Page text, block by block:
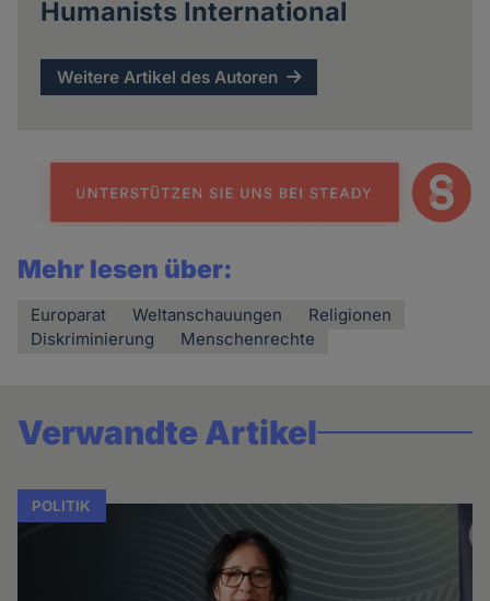
Humanists International
Weitere Artikel des Autoren
Mehr lesen über:
Europarat Weltanschauungen
Religionen
Diskriminierung
Menschenrechte
Verwandte Artikel
POLITIK